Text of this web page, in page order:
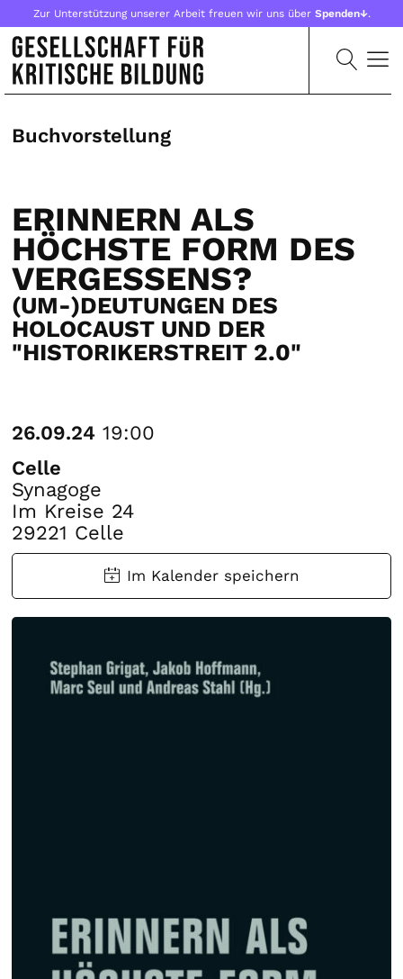
Zur Unterstützung unserer Arbeit freuen wir uns über Spenden↓.
Buchvorstellung
ERINNERN ALS
HÖCHSTE FORM DES
VERGESSENS?
(UM-)DEUTUNGEN DES
HOLOCAUST UND DER
"HISTORIKERSTREIT 2.0"
26.09.24 19:00
Celle
Synagoge
Im Kreise 24
29221 Celle